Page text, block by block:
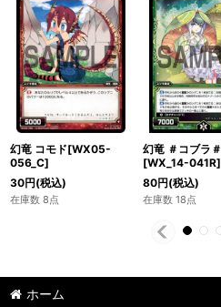
幻竜 コモド[WX05-
056_C]
30円(税込)
在庫数 8点
幻竜 ＃コブラ＃
[WX_14-041R]
80円(税込)
在庫数 18点
ホーム